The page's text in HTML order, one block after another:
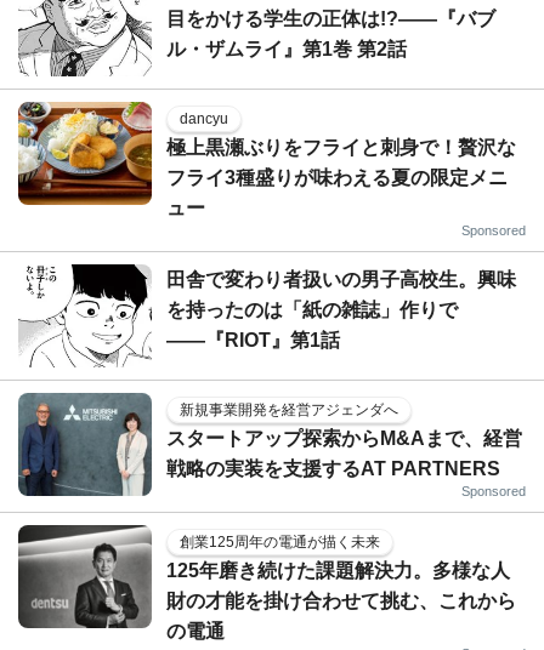
目をかける学生の正体は!?――『バブ
ル・ザムライ』第1巻 第2話
dancyu
極上黒瀬ぶりをフライと刺身で！贅沢な
フライ3種盛りが味わえる夏の限定メニ
ュー
Sponsored
田舎で変わり者扱いの男子高校生。興味
を持ったのは「紙の雑誌」作りで
――『RIOT』第1話
新規事業開発を経営アジェンダへ
スタートアップ探索からM&Aまで、経営
戦略の実装を支援するAT PARTNERS
Sponsored
創業125周年の電通が描く未来
125年磨き続けた課題解決力。多様な人
財の才能を掛け合わせて挑む、これから
の電通